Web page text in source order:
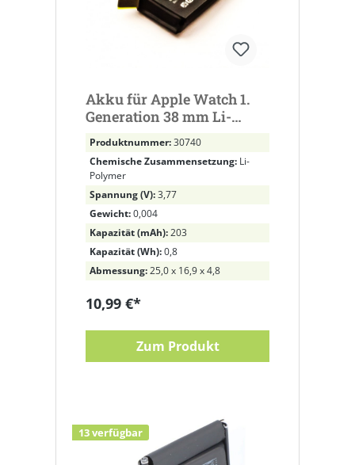
Akku für Apple Watch 1.
Generation 38 mm Li-
Polymer 205 mAh
Produktnummer:30740
Chemische Zusammensetzung: Li-
Polymer
Spannung (V):3,77
Gewicht:0,004
Kapazität (mAh):203
Kapazität (Wh):0,8
Abmessung:25,0 x 16,9 x 4,8
10,99 €*
Zum Produkt
13 verfügbar